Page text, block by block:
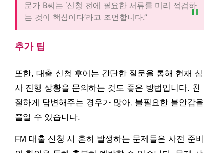
문가 B씨는 ‘신청 전에 필요한 서류를 미리 점검하
는 것이 핵심이다’라고 조언합니다.”
추가 팁
또한, 대출 신청 후에는 간단한 질문을 통해 현재 심
사 진행 상황을 문의하는 것도 좋은 방법입니다. 친
절하게 답변해주는 경우가 많아, 불필요한 불안감을
줄일 수 있습니다.
FM 대출 신청 시 흔히 발생하는 문제들은 사전 준비